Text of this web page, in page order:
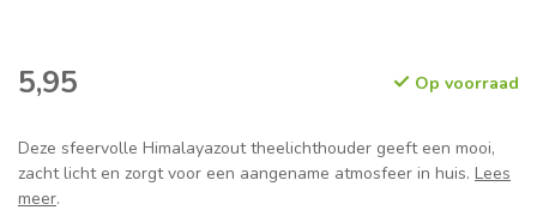
5,95 Op voorraad
Deze sfeervolle Himalayazout theelichthouder geeft een mooi,
zacht licht en zorgt voor een aangename atmosfeer in huis. Lees
meer.